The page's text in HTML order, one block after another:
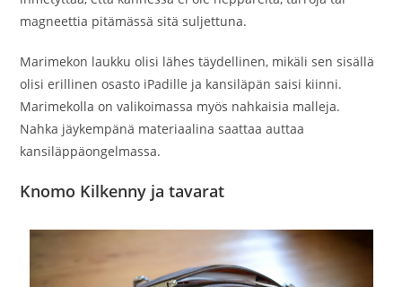
magneettia pitämässä sitä suljettuna.
Marimekon laukku olisi lähes täydellinen, mikäli sen sisällä
olisi erillinen osasto iPadille ja kansiläpän saisi kiinni.
Marimekolla on valikoimassa myös nahkaisia malleja.
Nahka jäykempänä materiaalina saattaa auttaa
kansiläppäongelmassa.
Knomo Kilkenny ja tavarat